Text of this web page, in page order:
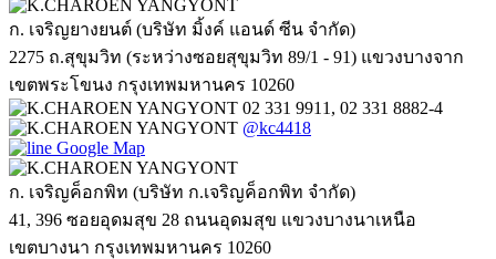
ก. เจริญยางยนต์ (บริษัท มิ้งค์ แอนด์ ซีน จำกัด)
2275 ถ.สุขุมวิท (ระหว่างซอยสุขุมวิท 89/1 - 91) แขวงบางจาก
เขตพระโขนง กรุงเทพมหานคร 10260
02 331 9911, 02 331 8882-4
@kc4418
Google Map
ก. เจริญค็อกพิท (บริษัท ก.เจริญค็อกพิท จำกัด)
41, 396 ซอยอุดมสุข 28 ถนนอุดมสุข แขวงบางนาเหนือ
เขตบางนา กรุงเทพมหานคร 10260